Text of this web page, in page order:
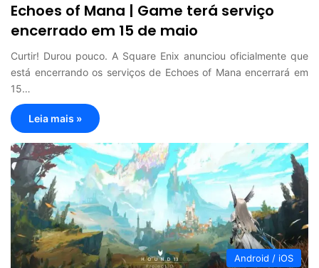
Echoes of Mana | Game terá serviço
encerrado em 15 de maio
Curtir! Durou pouco. A Square Enix anunciou oficialmente que
está encerrando os serviços de Echoes of Mana encerrará em
15…
Leia mais »
Android / iOS